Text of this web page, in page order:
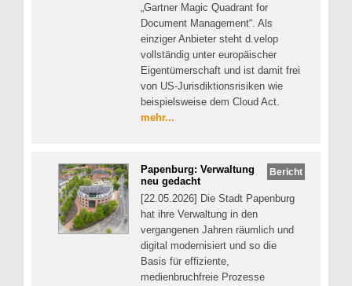
„Gartner Magic Quadrant for
Document Management“. Als
einziger Anbieter steht d.velop
vollständig unter europäischer
Eigentümerschaft und ist damit frei
von US-Jurisdiktionsrisiken wie
beispielsweise dem Cloud Act.
mehr...
Bericht
Papenburg: Verwaltung
neu gedacht
[22.05.2026] Die Stadt Papenburg
hat ihre Verwaltung in den
vergangenen Jahren räumlich und
digital modernisiert und so die
Basis für effiziente,
medienbruchfreie Prozesse